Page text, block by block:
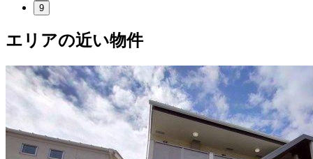
9
エリアの近い物件